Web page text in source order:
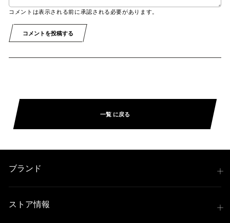
コメントは表示される前に承認される必要があります。
コメントを投稿する
一覧 に戻る
ブランド
ストア情報